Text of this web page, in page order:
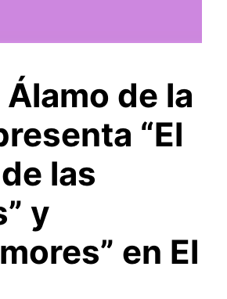
de la
“El
las
y
en El